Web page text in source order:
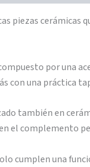
piezas
por una
con una práctica
también en
el complemento
cumplen una